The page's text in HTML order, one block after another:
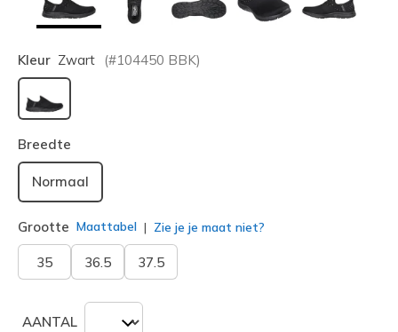
Kleur Zwart (#104450 BBK)
geselecteerd
Breedte
Normaal
Grootte Maattabel Zie je je maat niet?
35 36.5 37.5
AANTAL